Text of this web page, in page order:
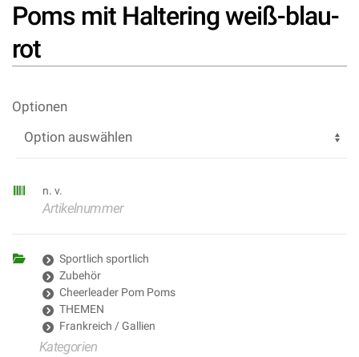
Poms mit Haltering weiß-blau-
rot
Optionen
n. v.
Artikelnummer
Sportlich sportlich
Zubehör
Cheerleader Pom Poms
THEMEN
Frankreich / Gallien
Kategorien